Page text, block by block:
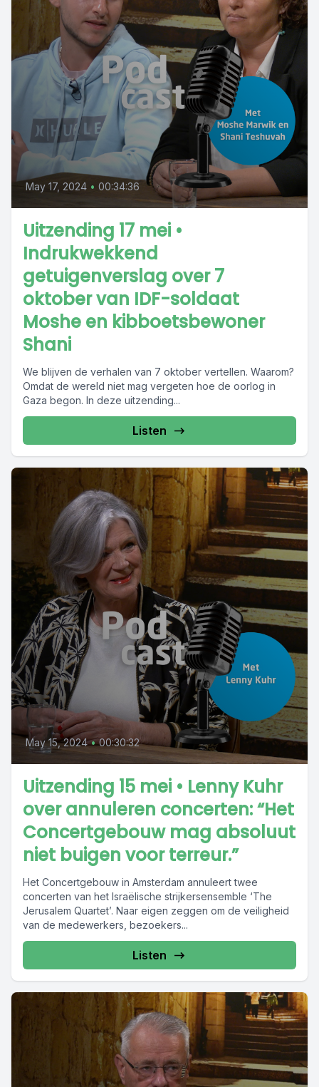
May 17, 2024 • 00:34:36
Uitzending 17 mei •
Indrukwekkend
getuigenverslag over 7
oktober van IDF-soldaat
Moshe en kibboetsbewoner
Shani
We blijven de verhalen van 7 oktober vertellen. Waarom?
Omdat de wereld niet mag vergeten hoe de oorlog in
Gaza begon. In deze uitzending...
Listen
May 15, 2024 • 00:30:32
Uitzending 15 mei • Lenny Kuhr
over annuleren concerten: “Het
Concertgebouw mag absoluut
niet buigen voor terreur.”
Het Concertgebouw in Amsterdam annuleert twee
concerten van het Israëlische strijkersensemble ‘The
Jerusalem Quartet’. Naar eigen zeggen om de veiligheid
van de medewerkers, bezoekers...
Listen